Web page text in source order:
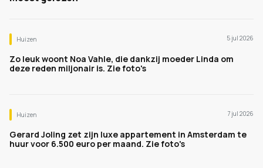
Huizen 5 jul 2026
Zo leuk woont Noa Vahle, die dankzij moeder Linda om
deze reden miljonair is. Zie foto's
Huizen 7 jul 2026
Gerard Joling zet zijn luxe appartement in Amsterdam te
huur voor 6.500 euro per maand. Zie foto's